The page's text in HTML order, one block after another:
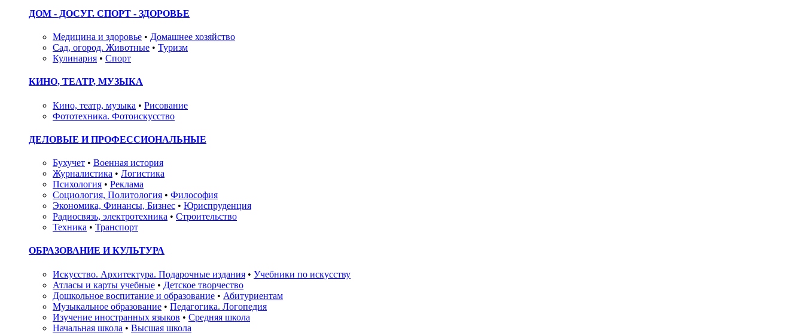
ДОМ - ДОСУГ. СПОРТ - ЗДОРОВЬЕ
Медицина и здоровье • Домашнее хозяйство
Сад, огород. Животные • Туризм
Кулинария • Спорт
КИНО, ТЕАТР, МУЗЫКА
Кино, театр, музыка • Рисование
Фототехника. Фотоискусство
ДЕЛОВЫЕ И ПРОФЕССИОНАЛЬНЫЕ
Бухучет • Военная история
Журналистика • Логистика
Психология • Реклама
Социология, Политология • Философия
Экономика, Финансы, Бизнес • Юриспруденция
Радиосвязь, электротехника • Строительство
Техника • Транспорт
ОБРАЗОВАНИЕ И КУЛЬТУРА
Искусство. Архитектура. Подарочные издания • Учебники по искусству
Атласы и карты учебные • Детское творчество
Дошкольное воспитание и образование • Абитуриентам
Музыкальное образование • Педагогика. Логопедия
Изучение иностранных языков • Средняя школа
Начальная школа • Высшая школа